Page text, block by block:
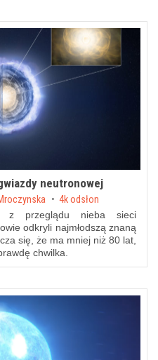
neutronowej
4k odsłon
z przeglądu nieba sieci
odkryli najmłodszą znaną
się, że ma mniej niż 80 lat,
chwilka.